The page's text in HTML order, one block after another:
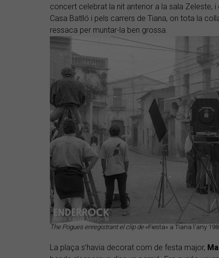
concert celebrat la nit anterior a la sala Zeleste,
Casa Batlló i pels carrers de Tiana, on tota la
ressaca per muntar-la ben grossa.
The Pogues enregistrant el clip de«Fiesta» a Tiana l'any
La plaça s’havia decorat com de festa major,